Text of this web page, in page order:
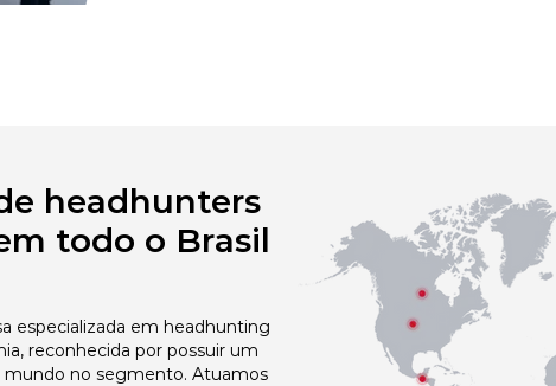
headhunters
todo o Brasil
especializada em headhunting
reconhecida por possuir um
mundo no segmento. Atuamos